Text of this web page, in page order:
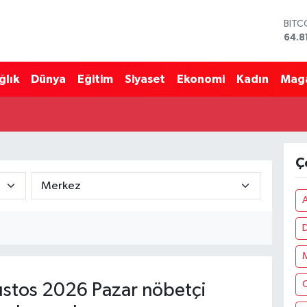
Dünya Eğitim Siyaset Ekonomi Kadın
2026 Pazar nöbetçi